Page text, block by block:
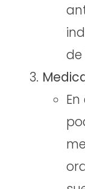
de